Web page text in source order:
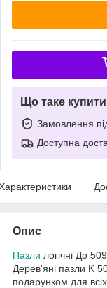
Що таке
Замовлення
Доступна
Опис
Пазли логічні До
Дерев'яні пазли K
подарунком для